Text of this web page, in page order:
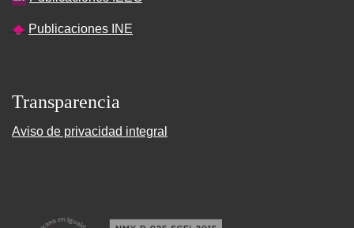
Publicaciones INE
Transparencia
Aviso de privacidad integral